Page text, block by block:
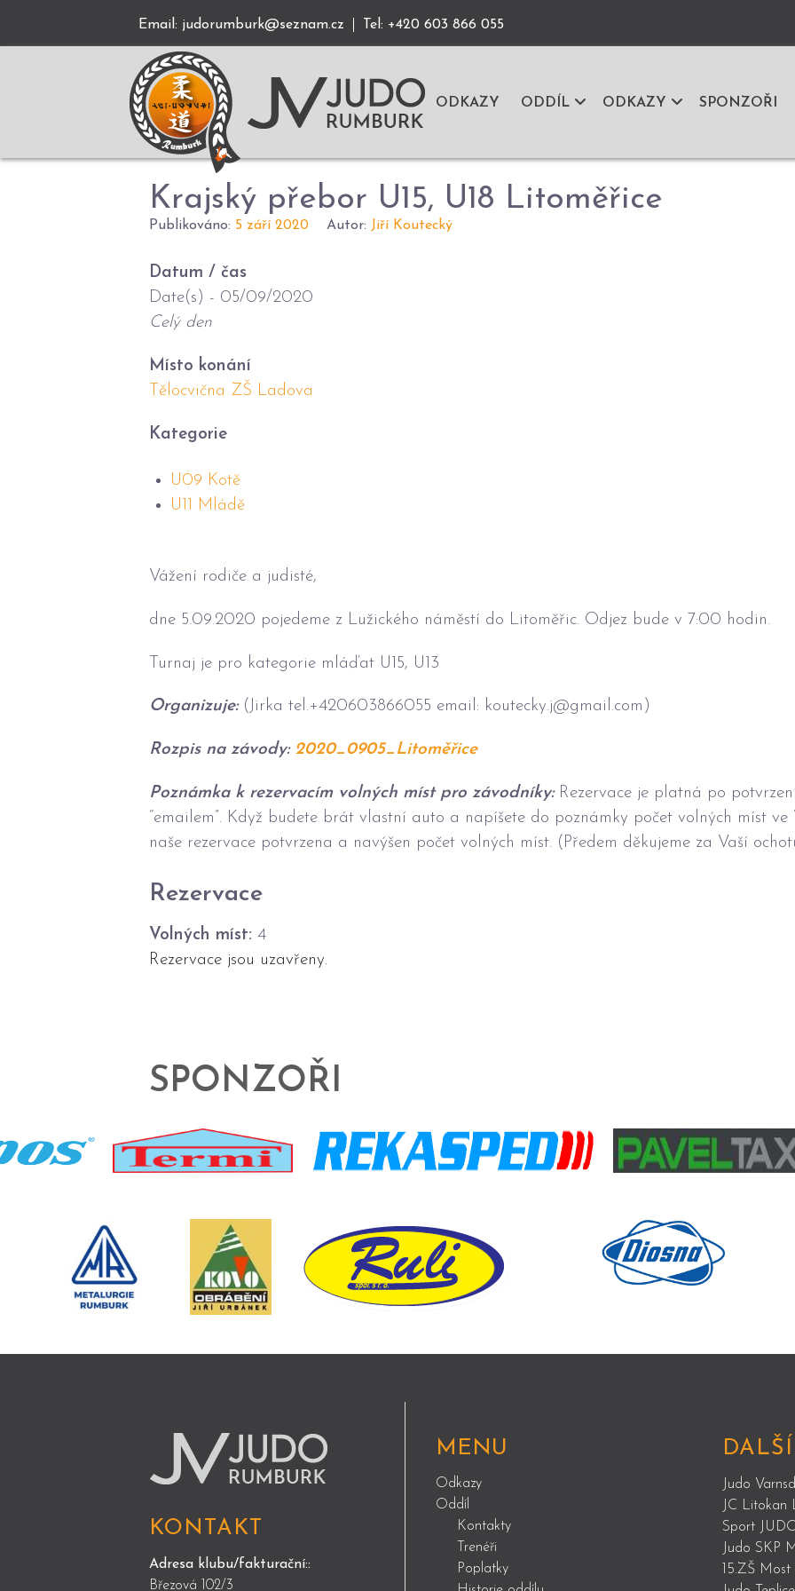
Email: judorumburk@seznam.cz Tel: +420 603 866 055
ODKAZY ODDÍL ODKAZY SPONZOŘI
Krajský přebor U15, U18 Litoměřice
Publikováno: 5 září 2020 Autor: Jiří Koutecký
Datum / čas
Date(s) - 05/09/2020
Celý den
Místo konání
Tělocvična ZŠ Ladova
Kategorie
U09 Kotě
U11 Mládě
Vážení rodiče a judisté,
dne 5.09.2020 pojedeme z Lužického náměstí do Litoměřic. Odjez bude v 7:00 hodin.
Turnaj je pro kategorie mláďat U15, U13
Organizuje:(Jirka tel.+420603866055 email: koutecky.j@gmail.com)
Rozpis na závody: 2020_0905_Litoměřice
Poznámka k rezervacím volných míst pro závodníky:Rezervace je platná po
“emailem”. Když budete brát vlastní auto a napíšete do poznámky počet volných míst
naše rezervace potvrzena a navýšen počet volných míst. (Předem děkujeme za Vaší
Rezervace
Volných míst: 4
Rezervace jsou uzavřeny.
SPONZOŘI
KONTAKT
Adresa klubu/fakturační::
Březová 102/3
MENU
Odkazy
Oddíl
Kontakty
Trenéři
Poplatky
Judo
JC Litokan
Sport
Judo SKP
15.ZŠ